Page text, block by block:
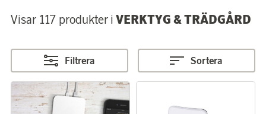
Visar 117 produkter iVERKTYG & TRÄDGÅRD
Filtrera Sortera